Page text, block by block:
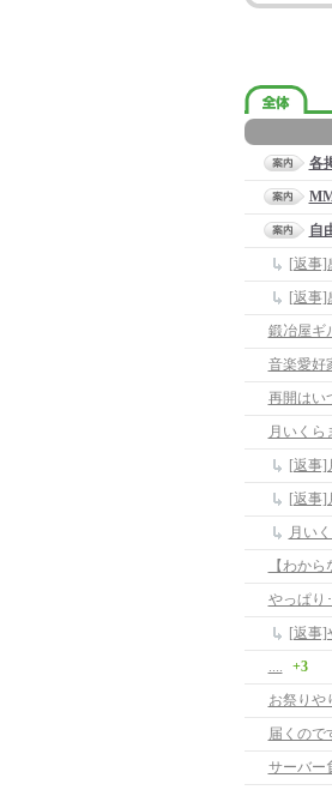
各
自
[返事]
[返事]
鍛冶屋ギ
音楽愛好
再開はい
月いくら
[返事]
[返事]
月い
【わか
やっぱり
[返事]
....
+3
お祭りや
届くので
サーバー